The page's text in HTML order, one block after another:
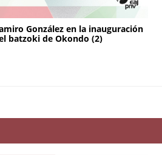
González en la inauguración
batzoki de Okondo (2)